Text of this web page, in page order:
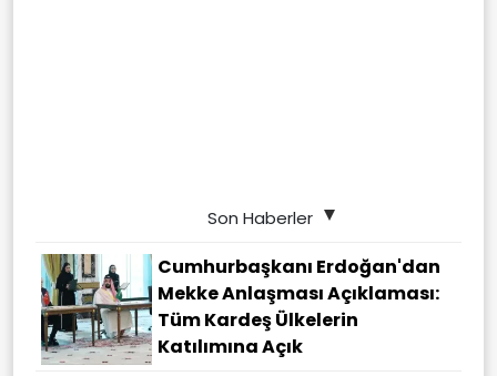
Son Haberler
Cumhurbaşkanı Erdoğan'dan
Mekke Anlaşması Açıklaması:
Tüm Kardeş Ülkelerin
Katılımına Açık